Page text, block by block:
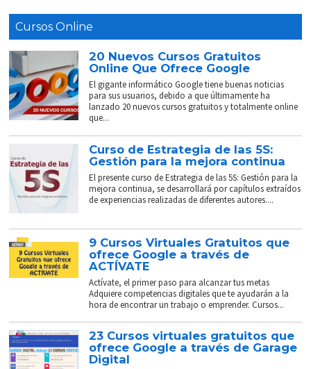
Cursos Online
20 Nuevos Cursos Gratuitos
Online Que Ofrece Google
El gigante informático Google tiene buenas noticias
para sus usuarios, debido a que últimamente ha
lanzado 20 nuevos cursos gratuitos y totalmente online
que...
Curso de Estrategia de las 5S:
Gestión para la mejora continua
El presente curso de Estrategia de las 5S: Gestión para la
mejora continua, se desarrollará por capítulos extraídos
de experiencias realizadas de diferentes autores....
9 Cursos Virtuales Gratuitos que
ofrece Google a través de
ACTÍVATE
Actívate, el primer paso para alcanzar tus metas
Adquiere competencias digitales que te ayudarán a la
hora de encontrar un trabajo o emprender. Cursos...
23 Cursos virtuales gratuitos que
ofrece Google a través de Garage
Digital